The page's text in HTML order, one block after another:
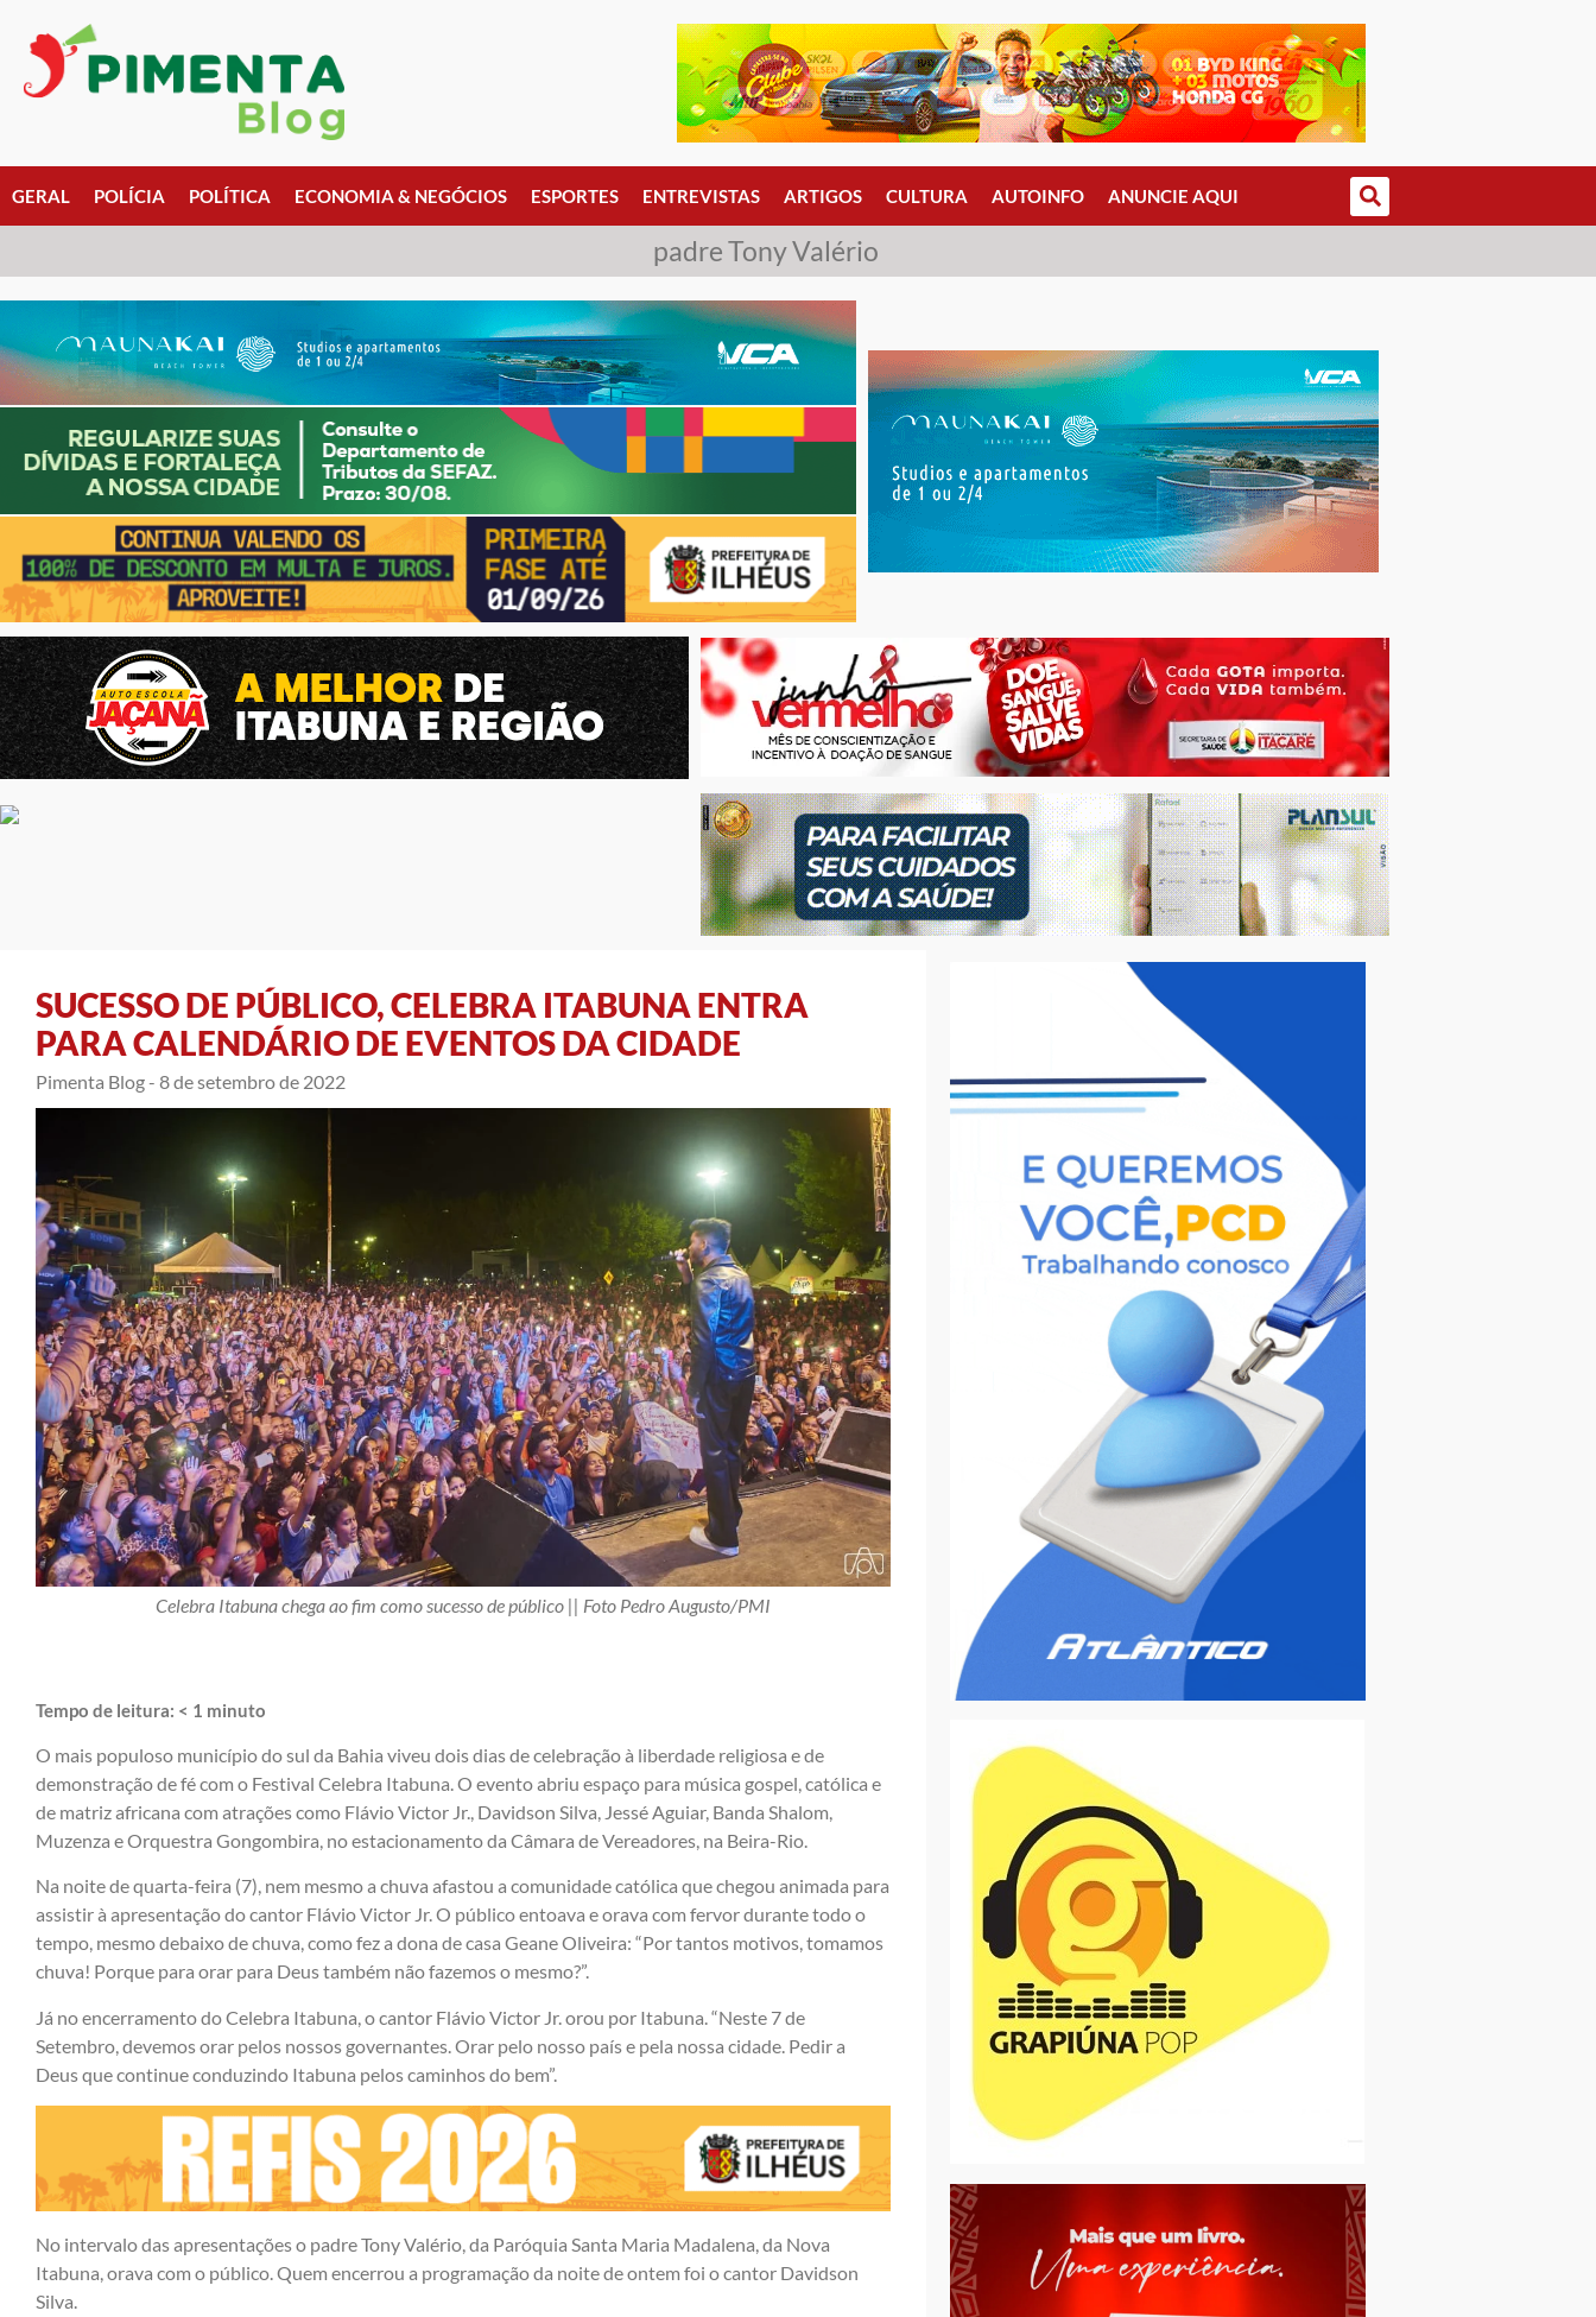
GERAL POLÍCIA POLÍTICA ECONOMIA & NEGÓCIOS ESPORTES ENTREVISTAS ARTIGOS CULTURA AUTOINFO ANUNCIE AQUI
padre Tony Valério
SUCESSO DE PÚBLICO, CELEBRA ITABUNA ENTRA
PARA CALENDÁRIO DE EVENTOS DA CIDADE
Pimenta Blog - 8 de setembro de 2022
Celebra Itabuna chega ao fim como sucesso de público || Foto Pedro Augusto/PMI
Tempo de leitura: < 1 minuto
O mais populoso município do sul da Bahia viveu dois dias de celebração à liberdade religiosa e de
demonstração de fé com o Festival Celebra Itabuna. O evento abriu espaço para música gospel, católica e
de matriz africana com atrações como Flávio Victor Jr., Davidson Silva, Jessé Aguiar, Banda Shalom,
Muzenza e Orquestra Gongombira, no estacionamento da Câmara de Vereadores, na Beira-Rio.
Na noite de quarta-feira (7), nem mesmo a chuva afastou a comunidade católica que chegou animada para
assistir à apresentação do cantor Flávio Victor Jr. O público entoava e orava com fervor durante todo o
tempo, mesmo debaixo de chuva, como fez a dona de casa Geane Oliveira: “Por tantos motivos, tomamos
chuva! Porque para orar para Deus também não fazemos o mesmo?”.
Já no encerramento do Celebra Itabuna, o cantor Flávio Victor Jr. orou por Itabuna. “Neste 7 de
Setembro, devemos orar pelos nossos governantes. Orar pelo nosso país e pela nossa cidade. Pedir a
Deus que continue conduzindo Itabuna pelos caminhos do bem”.
No intervalo das apresentações o padre Tony Valério, da Paróquia Santa Maria Madalena, da Nova
Itabuna, orava com o público. Quem encerrou a programação da noite de ontem foi o cantor Davidson
Silva.